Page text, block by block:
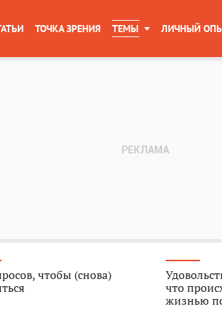
ТОЧКА ЗРЕНИЯ ТЕМЫ ЛИЧНЫЙ
чтобы (снова)
что
жизнью